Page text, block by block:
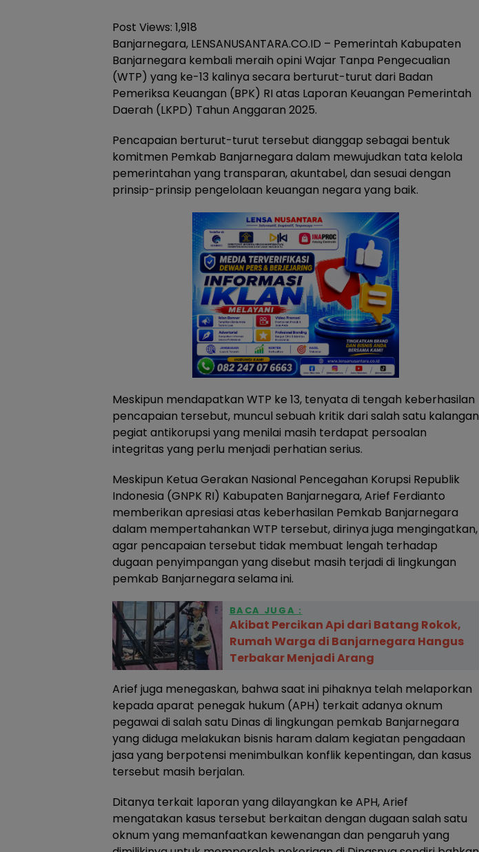
Post Views: 1,918
Banjarnegara, LENSANUSANTARA.CO.ID – Pemerintah Kabupaten
Banjarnegara kembali meraih opini Wajar Tanpa Pengecualian
(WTP) yang ke-13 kalinya secara berturut-turut dari Badan
Pemeriksa Keuangan (BPK) RI atas Laporan Keuangan Pemerintah
Daerah (LKPD) Tahun Anggaran 2025.
Pencapaian berturut-turut tersebut dianggap sebagai bentuk
komitmen Pemkab Banjarnegara dalam mewujudkan tata kelola
pemerintahan yang transparan, akuntabel, dan sesuai dengan
prinsip-prinsip pengelolaan keuangan negara yang baik.
Meskipun mendapatkan WTP ke 13, tenyata di tengah keberhasilan
pencapaian tersebut, muncul sebuah kritik dari salah satu kalangan
pegiat antikorupsi yang menilai masih terdapat persoalan
integritas yang perlu menjadi perhatian serius.
Meskipun Ketua Gerakan Nasional Pencegahan Korupsi Republik
Indonesia (GNPK RI) Kabupaten Banjarnegara, Arief Ferdianto
memberikan apresiasi atas keberhasilan Pemkab Banjarnegara
dalam mempertahankan WTP tersebut, dirinya juga mengingatkan,
agar pencapaian tersebut tidak membuat lengah terhadap
dugaan penyimpangan yang disebut masih terjadi di lingkungan
pemkab Banjarnegara selama ini.
BACA JUGA :
Akibat Percikan Api dari Batang Rokok,
Rumah Warga di Banjarnegara Hangus
Terbakar Menjadi Arang
Arief juga menegaskan, bahwa saat ini pihaknya telah melaporkan
kepada aparat penegak hukum (APH) terkait adanya oknum
pegawai di salah satu Dinas di lingkungan pemkab Banjarnegara
yang diduga melakukan bisnis haram dalam kegiatan pengadaan
jasa yang berpotensi menimbulkan konflik kepentingan, dan kasus
tersebut masih berjalan.
Ditanya terkait laporan yang dilayangkan ke APH, Arief
mengatakan kasus tersebut berkaitan dengan dugaan salah satu
oknum yang memanfaatkan kewenangan dan pengaruh yang